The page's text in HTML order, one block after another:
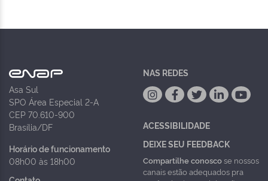
Asa Sul
SPO Área Especial 2-A
CEP 70.610-900
Brasília/DF
Horário de funcionamento
08h00 às 18h00
NAS REDES
ACESSIBILIDADE
DEIXE SEU FEEDBACK
Compartilhe conoscose nossos
canais estão adequados pra